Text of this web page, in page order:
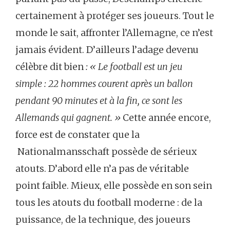
certainement à protéger ses joueurs. Tout le
monde le sait, affronter l’Allemagne, ce n’est
jamais évident. D’ailleurs l’adage devenu
célèbre dit bien: « Le football est un jeu
simple : 22 hommes courent après un ballon
pendant 90 minutes et à la fin, ce sont les
Allemands qui gagnent. » Cette année encore,
force est de constater que la
Nationalmansschaft possède de sérieux
atouts. D’abord elle n’a pas de véritable
point faible. Mieux, elle possède en son sein
tous les atouts du football moderne : de la
puissance, de la technique, des joueurs